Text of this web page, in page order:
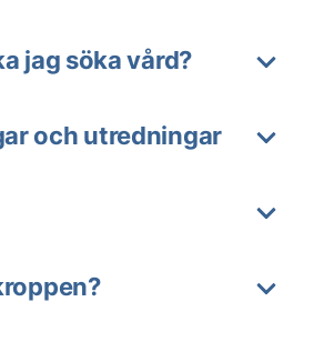
jag söka vård?
och utredningar